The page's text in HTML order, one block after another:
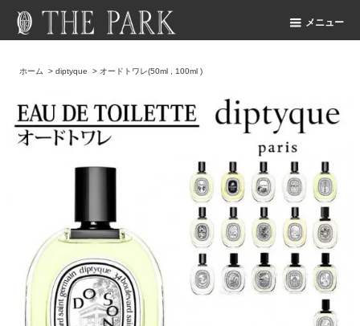
メニュー
ホーム >diptyque > オードトワレ(50ml , 100ml )